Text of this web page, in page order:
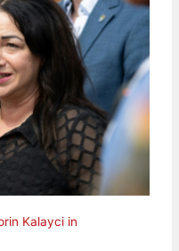
Kalayci in